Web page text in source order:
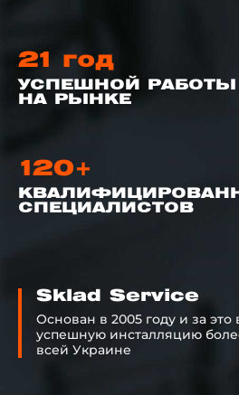
21 год
УСПЕШНОЙ РАБОТЫ
НА РЫНКЕ
120+
СПЕЦИАЛИСТОВ
Sklad Service
Основан в 2005 году и за
успешную инсталляцию
всей Украине